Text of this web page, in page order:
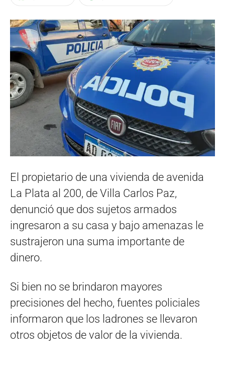
El propietario de una vivienda de avenida
La Plata al 200, de Villa Carlos Paz,
denunció que dos sujetos armados
ingresaron a su casa y bajo amenazas le
sustrajeron una suma importante de
dinero.
Si bien no se brindaron mayores
precisiones del hecho, fuentes policiales
informaron que los ladrones se llevaron
otros objetos de valor de la vivienda.